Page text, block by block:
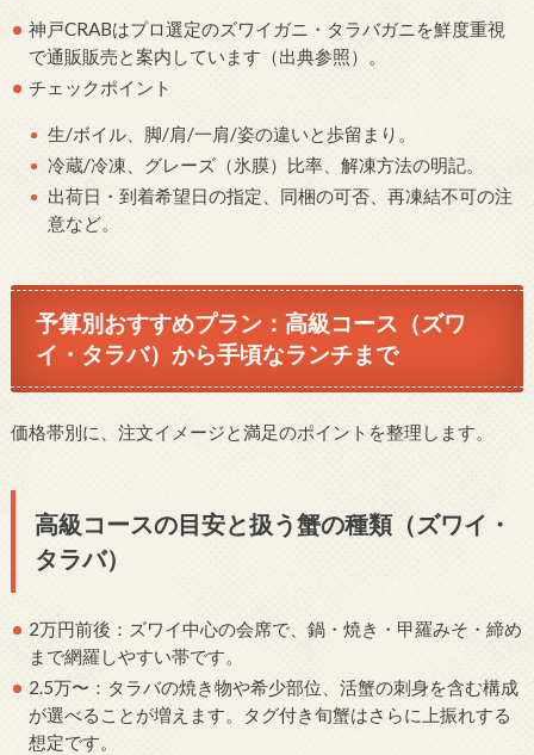
神戸CRABはプロ選定のズワイガニ・タラバガニを鮮度重視
で通販販売と案内しています（出典参照）。
チェックポイント
生/ボイル、脚/肩/一肩/姿の違いと歩留まり。
冷蔵/冷凍、グレーズ（氷膜）比率、解凍方法の明記。
出荷日・到着希望日の指定、同梱の可否、再凍結不可の注
意など。
予算別おすすめプラン：高級コース（ズワ
イ・タラバ）から手頃なランチまで
価格帯別に、注文イメージと満足のポイントを整理します。
高級コースの目安と扱う蟹の種類（ズワイ・
タラバ）
2万円前後：ズワイ中心の会席で、鍋・焼き・甲羅みそ・締め
まで網羅しやすい帯です。
2.5万〜：タラバの焼き物や希少部位、活蟹の刺身を含む構成
が選べることが増えます。タグ付き旬蟹はさらに上振れする
想定です。